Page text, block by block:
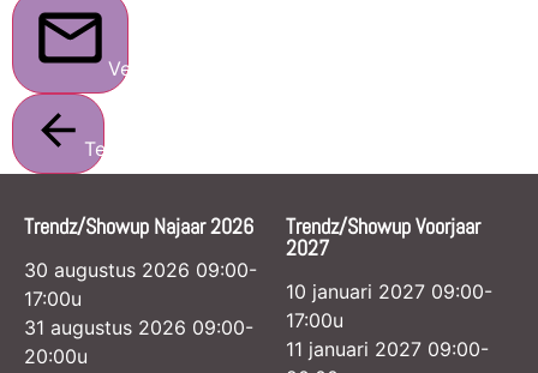
Verstuur
Terug
Trendz/Showup Najaar 2026
30 augustus 2026 09:00-
17:00u
31 augustus 2026 09:00-
20:00u
Trendz/Showup Voorjaar
2027
10 januari 2027 09:00-
17:00u
11 januari 2027 09:00-